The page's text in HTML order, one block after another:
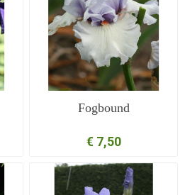
Fogbound
€ 7,50